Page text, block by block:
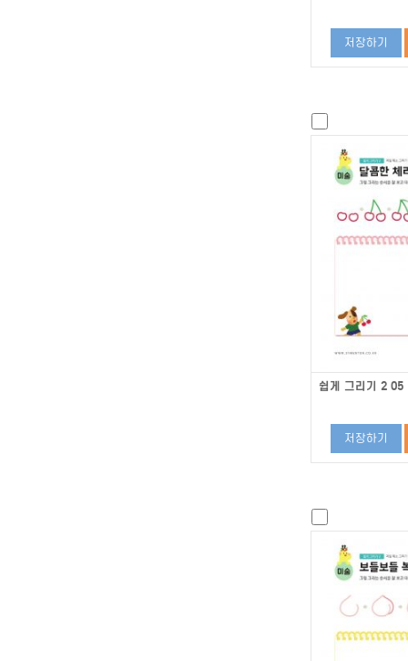
저장하기
쉽게 그리기 2 05
저장하기